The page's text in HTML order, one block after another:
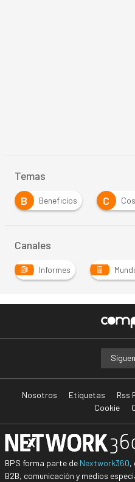
Temas
B
Beneficios C
Canales
Informes
Nosotros Etiquetas Rss
Cookie
BPS forma parte de Nextwork360,
B2B, comunicación y medios